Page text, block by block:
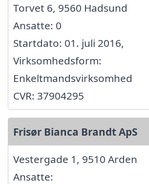
Torvet 6, 9560 Hadsund
Ansatte: 0
Startdato: 01. juli 2016,
Virksomhedsform:
Enkeltmandsvirksomhed
CVR: 37904295
Frisør Bianca Brandt ApS
Vestergade 1, 9510 Arden
Ansatte: